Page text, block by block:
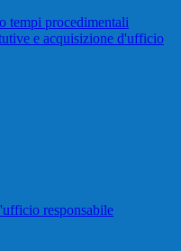
tempi procedimentali
e acquisizione d'ufficio
responsabile